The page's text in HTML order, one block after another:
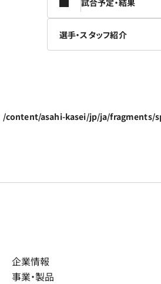
選手・スタッフ紹介
/content/asahi-kasei/jp/ja/fragments/
企業情報
事業・製品